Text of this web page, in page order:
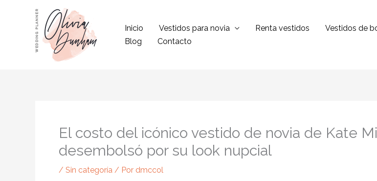
contenido
Inicio Vestidos para novia Renta vestidos Vestidos de
Blog
Contacto
El costo del icónico vestido de novia de Kate
desembolsó por su look nupcial
/ Sin categoría / Por dmccol